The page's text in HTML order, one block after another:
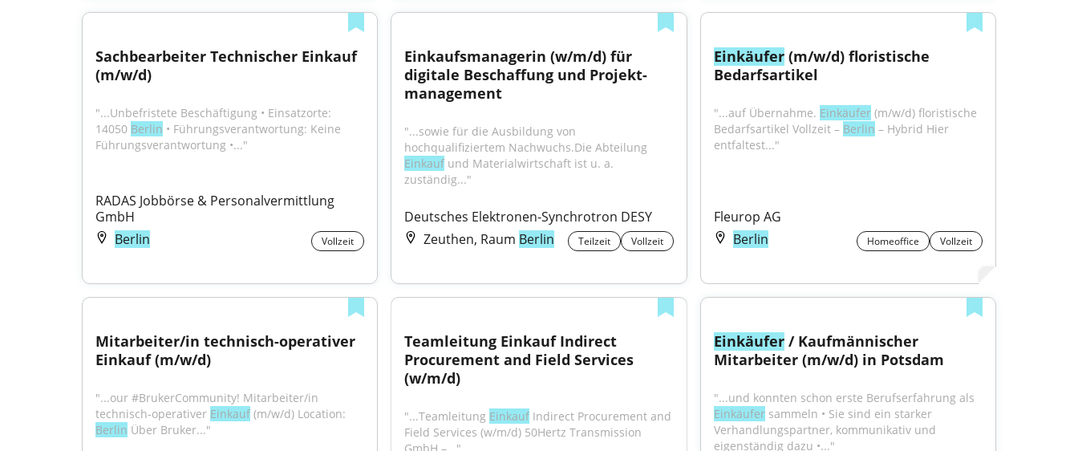
Sachbearbeiter Technischer Einkauf
(m/w/d)
"...Unbefristete Beschäftigung • Einsatzorte:
14050 Berlin • Führungsverantwortung: Keine
Führungsverantwortung •..."
RADAS Jobbörse & Personalvermittlung
GmbH
Berlin
Vollzeit
Einkaufs­managerin (w/m/d) für
digitale Beschaffung und Projekt­
management
"...sowie für die Ausbildung von
Einkauf und Materialwirtschaft ist u. a.
zuständig..."
Deutsches Elektronen-Synchrotron DESY
Zeuthen, Raum Berlin Teilzeit Vollzeit
Einkäufer (m/w/d) floristische
Bedarfsartikel
"...auf Übernahme. Einkäufer (m/w/d) floristische
Bedarfsartikel Vollzeit – Berlin – Hybrid Hier
entfaltest..."
Fleurop AG
Berlin
Homeoffice Vollzeit
Mitarbeiter/in technisch-operativer
Einkauf (m/w/d)
"...our #BrukerCommunity! Mitarbeiter/in
technisch-operativer Einkauf
Berlin Über Bruker..."
Teamleitung Einkauf Indirect
Procurement and Field Services
(w/m/d)
"...Teamleitung Einkauf Indirect Procurement and
Field Services (w/m/d) 50Hertz Transmission
Einkäufer / Kaufmännischer
Mitarbeiter (m/w/d) in Potsdam
Einkäufer sammeln • Sie sind ein starker
Verhandlungspartner, kommunikativ und
eigenständig dazu •..."